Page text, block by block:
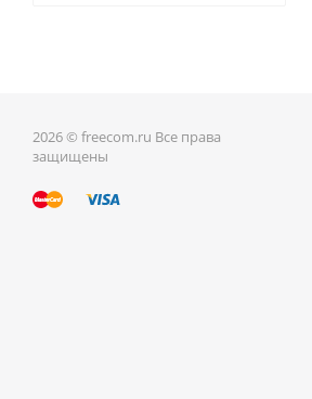
2026 © freecom.ru Все права
защищены